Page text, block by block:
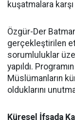
kuşatmalara
Özgür-Der
gerçekleştirilen
sorumluluklar
yapıldı.
Müslümanların
olduklarını
Küresel İfsada